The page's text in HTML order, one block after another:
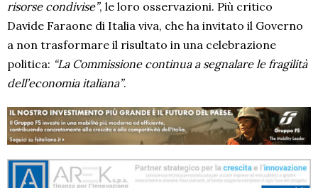
risorse condivise”, le loro osservazioni. Più critico
Davide Faraone di Italia viva, che ha invitato il Governo
a non trasformare il risultato in una celebrazione
politica: “La Commissione continua a segnalare le fragilità
dell’economia italiana”.